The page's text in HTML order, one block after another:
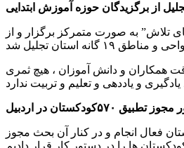
از برگزیدگان حوزه آموزش ابتدایی
تلاش” به صورت متمرکز برگزار و از
همکاران و دانش آموزان ، هیچ ثمری
تطبیق ۵۷۰کودکستان در اردبیل
ها حتماً باید از آموزش و پرورش مجوز فعالیت داشته باشند، ادامه داد: در سطح استان اردبیل فرایند صدور مجوز تطبیق ۵۷۰کودکستان فعال انجام و در کنار آن بحث مجوز